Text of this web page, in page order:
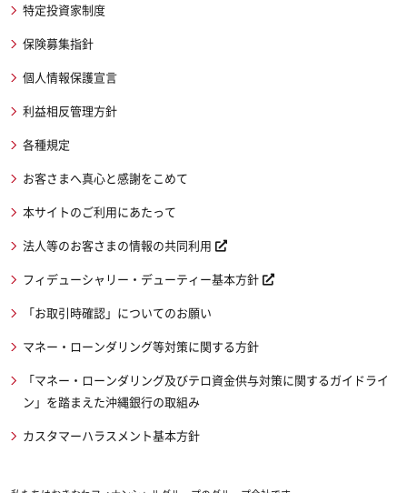
特定投資家制度
保険募集指針
個人情報保護宣言
利益相反管理方針
各種規定
お客さまへ真心と感謝をこめて
本サイトのご利用にあたって
法人等のお客さまの情報の共同利用
フィデューシャリー・デューティー基本方針
「お取引時確認」についてのお願い
マネー・ローンダリング等対策に関する方針
「マネー・ローンダリング及びテロ資金供与対策に関するガイドライ
ン」を踏まえた沖縄銀行の取組み
カスタマーハラスメント基本方針